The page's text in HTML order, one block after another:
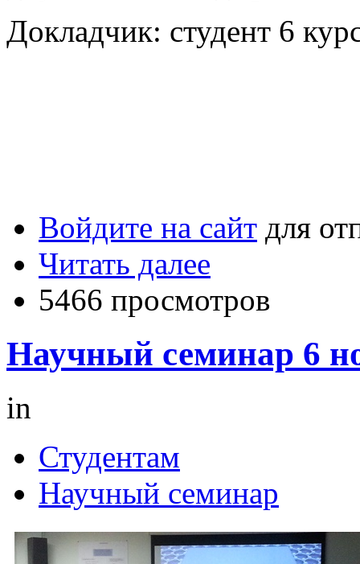
Докладчик: студент 6
Войдите на сайт для
Читать далее
5466 просмотров
Научный семинар 6
in
Студентам
Научный семинар